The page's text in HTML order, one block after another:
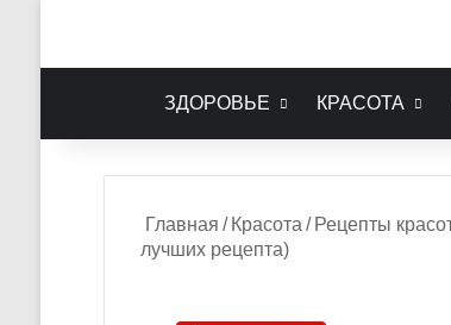
ЗДОРОВЬЕ КРАСОТА
Главная / Красота / Рецепты
лучших рецепта)